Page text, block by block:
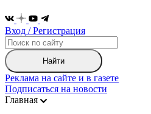
Вход / Регистрация
Найти
Реклама на сайте и в газете
Подписаться на новости
Главная